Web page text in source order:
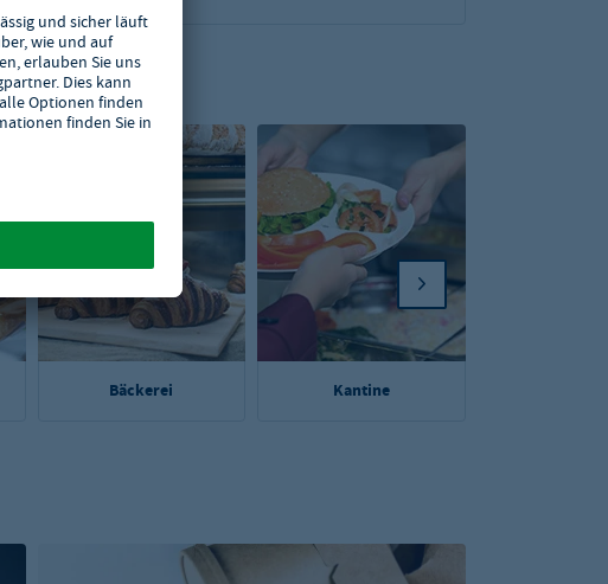
Bäckerei Kantine